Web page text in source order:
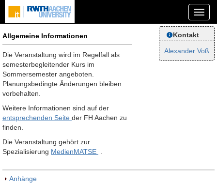
Kontakt
Alexander Voß
Allgemeine Informationen
Die Veranstaltung wird im Regelfall als
semesterbegleitender Kurs im
Sommersemester angeboten.
Planungsbedingte Änderungen bleiben
vorbehalten.
Weitere Informationen sind auf der
entsprechenden Seite der FH Aachen zu
finden.
Die Veranstaltung gehört zur
Spezialisierung MedienMATSE
Anhänge